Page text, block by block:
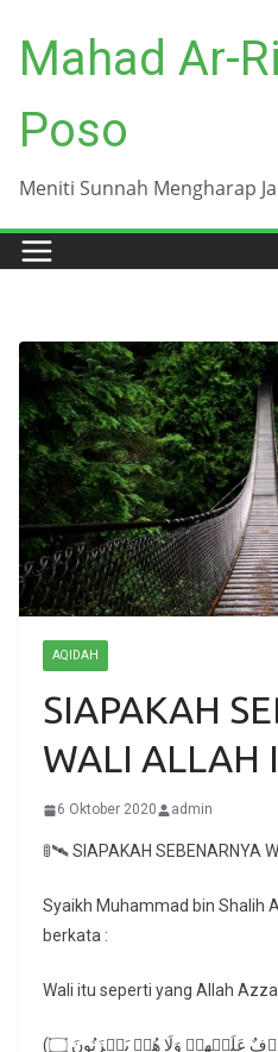
content
Mahad Ar-
Poso
Meniti Sunnah Mengharap
AQIDAH
SIAPAKAH
WALI ALLAH
6 Oktober 2020 admin
🚦🛰️ SIAPAKAH SEBENARNYA
Syaikh Muhammad bin Shalih
berkata :
Wali itu seperti yang Allah
(أَلَاۤ إِنَّ أَوۡلِیَاۤءَ ٱللَّهِ لَا خَوۡفٌ عَلَیۡهِمۡ وَلَا هُمۡ یَحۡزَنُونَ ۝